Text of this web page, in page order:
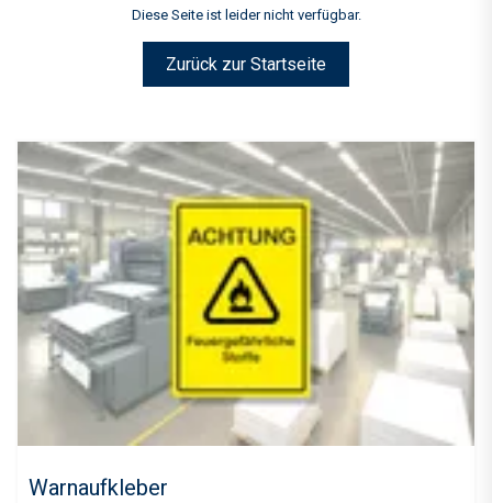
Diese Seite ist leider nicht verfügbar.
Zurück zur Startseite
Warnaufkleber